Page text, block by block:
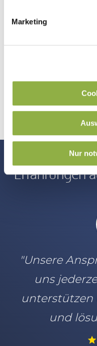
Marketing
Nur
Entscheidungen, die
Erfahrungen
"Unsere
uns
unterstützen
und